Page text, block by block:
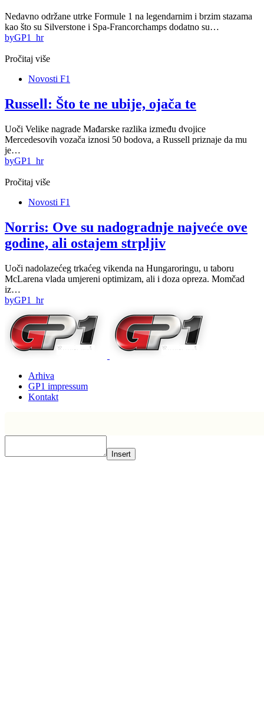
Nedavno održane utrke Formule 1 na legendarnim i brzim stazama
kao što su Silverstone i Spa-Francorchamps dodatno su…
byGP1_hr
Pročitaj više
Novosti F1
Russell: Što te ne ubije, ojača te
Uoči Velike nagrade Mađarske razlika između dvojice
Mercedesovih vozača iznosi 50 bodova, a Russell priznaje da mu
je…
byGP1_hr
Pročitaj više
Novosti F1
Norris: Ove su nadogradnje najveće ove
godine, ali ostajem strpljiv
Uoči nadolazećeg trkaćeg vikenda na Hungaroringu, u taboru
McLarena vlada umjereni optimizam, ali i doza opreza. Momčad
iz…
byGP1_hr
Arhiva
GP1 impressum
Kontakt
Insert